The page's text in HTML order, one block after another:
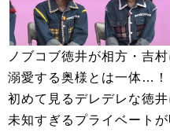
ノブコブ徳井が相方・吉
溺愛する奥様とは一体…！
初めて見るデレデレな徳
未知すぎるプライベートが